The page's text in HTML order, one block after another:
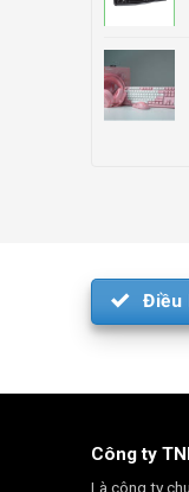
Điều
Công ty
Là công ty